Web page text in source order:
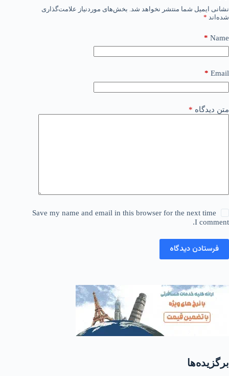
نشانی ایمیل شما منتشر نخواهد شد. بخش‌های موردنیاز علامت‌گذاری
شده‌اند *
Name
*
Email
*
متن دیدگاه *
Save my name and email in this browser for the next time
I comment.
فرستادن دیدگاه
برگزیده‌ها